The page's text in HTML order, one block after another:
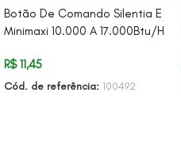
Botão De Comando Silentia E
Minimaxi 10.000 A 17.000Btu/H
R$11,45
Cód. de referência: 100492